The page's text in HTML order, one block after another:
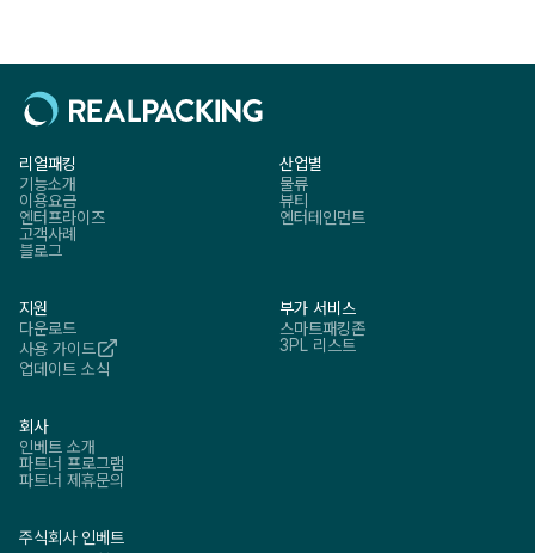
리얼패킹
기능소개
이용요금
엔터프라이즈
고객사례
블로그
산업별
물류
뷰티
엔터테인먼트
지원
다운로드
사용 가이드
업데이트 소식
부가 서비스
스마트패킹존
3PL 리스트
회사
인베트 소개
파트너 프로그램
파트너 제휴문의
주식회사 인베트